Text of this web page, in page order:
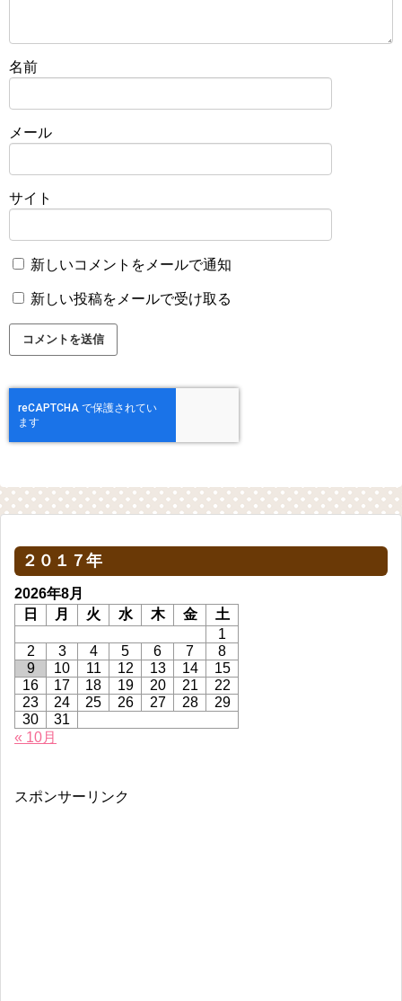
名前
メール
サイト
新しいコメントをメールで通知
新しい投稿をメールで受け取る
２０１７年
2026年8月
日
月 火 水 木 金
土
1
2
3 4 5 6 7
8
9
10 11 12 13 14
15
16
17 18 19 20 21
22
23
24 25 26 27 28
29
30
31
« 10月
スポンサーリンク